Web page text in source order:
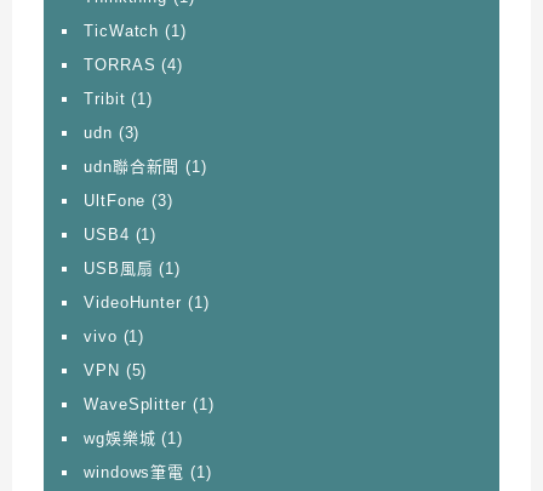
TicWatch (1)
TORRAS (4)
Tribit (1)
udn (3)
udn聯合新聞 (1)
UltFone (3)
USB4 (1)
USB風扇 (1)
VideoHunter (1)
vivo (1)
VPN (5)
WaveSplitter (1)
wg娛樂城 (1)
windows筆電 (1)